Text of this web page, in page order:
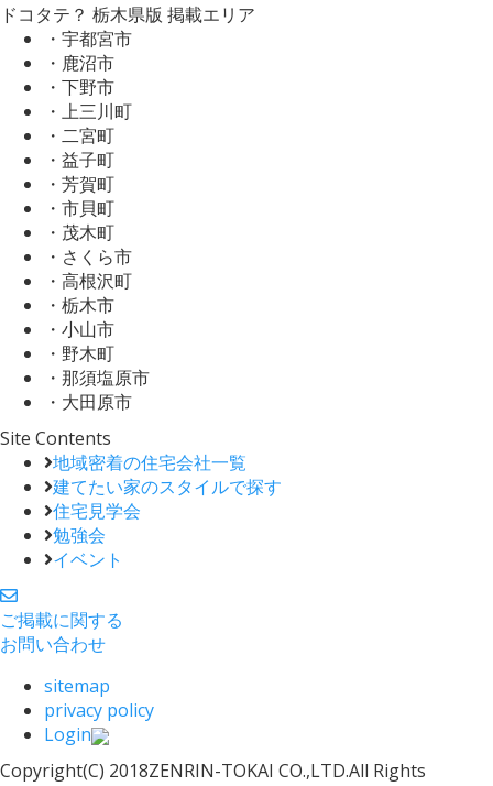
ドコタテ？ 栃木県版 掲載エリア
・宇都宮市
・鹿沼市
・下野市
・上三川町
・二宮町
・益子町
・芳賀町
・市貝町
・茂木町
・さくら市
・高根沢町
・栃木市
・小山市
・野木町
・那須塩原市
・大田原市
Site Contents
地域密着の住宅会社一覧
建てたい家のスタイルで探す
住宅見学会
勉強会
イベント
ご掲載に関する
お問い合わせ
sitemap
privacy policy
Login
Copyright(C) 2018ZENRIN-TOKAI CO.,LTD.All Rights